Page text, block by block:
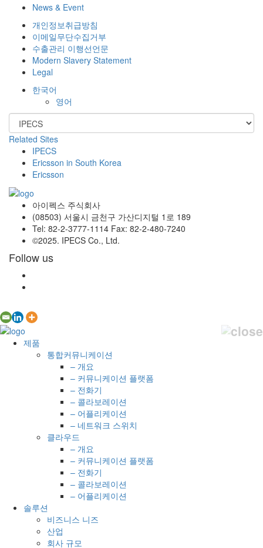
News & Event
개인정보취급방침
이메일무단수집거부
수출관리 이행선언문
Modern Slavery Statement
Legal
한국어
영어
Related Sites
IPECS
Ericsson in South Korea
Ericsson
아이펙스 주식회사
(08503) 서울시 금천구 가산디지털 1로 189
Tel: 82-2-3777-1114 Fax: 82-2-480-7240
©2025. IPECS Co., Ltd.
Follow us
제품
통합커뮤니케이션
– 개요
– 커뮤니케이션 플랫폼
– 전화기
– 콜라보레이션
– 어플리케이션
– 네트워크 스위치
클라우드
– 개요
– 커뮤니케이션 플랫폼
– 전화기
– 콜라보레이션
– 어플리케이션
솔루션
비즈니스 니즈
산업
회사 규모